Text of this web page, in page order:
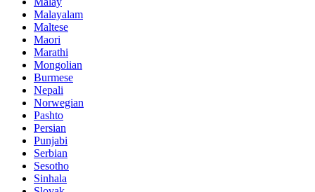
Malayalam
Maltese
Maori
Marathi
Mongolian
Burmese
Nepali
Norwegian
Pashto
Persian
Punjabi
Serbian
Sesotho
Sinhala